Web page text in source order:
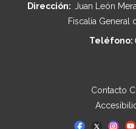
Dirección: Juan León
Fiscalía General
Teléfono:
Contacto